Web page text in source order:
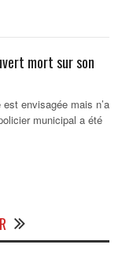
mort sur son
envisagée mais n’a
municipal a été